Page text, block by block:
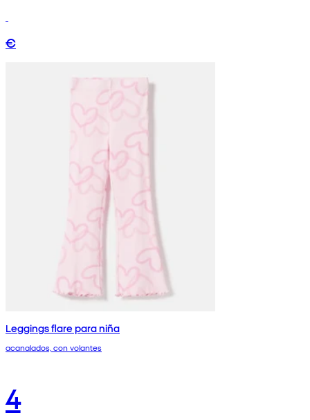
€
Leggings flare para niña
acanalados, con volantes
4